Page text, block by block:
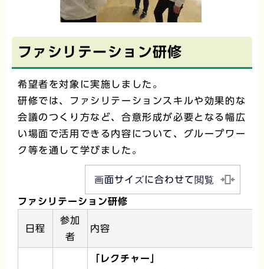
ファシリテーション研修
希望者を対象に実施しました。
研修では、ファシリテーションスキルや効果的な
会議のつくり方など、合意形成が必要となる幅広
い場面で活用できる内容について、グループワー
ク等を通して学びました。
画面サイズに合わせて閲覧
ファシリテーション研修
日程
参加
者
内容
「レクチャー」